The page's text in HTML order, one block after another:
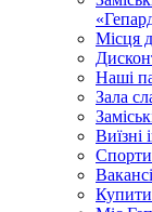
Місця
Наші
Зала
Виїзні